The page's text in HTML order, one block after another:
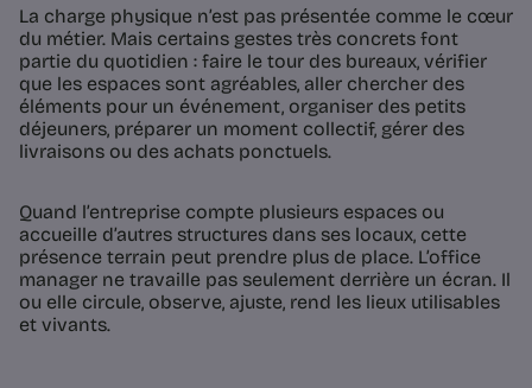
La charge physique n’est pas présentée comme le cœur
du métier. Mais certains gestes très concrets font
partie du quotidien : faire le tour des bureaux, vérifier
que les espaces sont agréables, aller chercher des
éléments pour un événement, organiser des petits
déjeuners, préparer un moment collectif, gérer des
livraisons ou des achats ponctuels.
Quand l’entreprise compte plusieurs espaces ou
accueille d’autres structures dans ses locaux, cette
présence terrain peut prendre plus de place. L’office
manager ne travaille pas seulement derrière un écran. Il
ou elle circule, observe, ajuste, rend les lieux utilisables
et vivants.